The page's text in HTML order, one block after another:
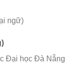
ngữ)
Đại học Đà Nẵng